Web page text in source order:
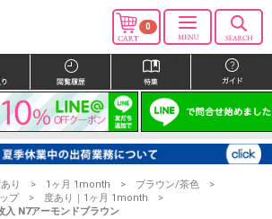
0
り 1ヶ月 1month
ブラウン/茶色
プ
度あり｜1ヶ月 1month
入 N7アーモンドブラウン